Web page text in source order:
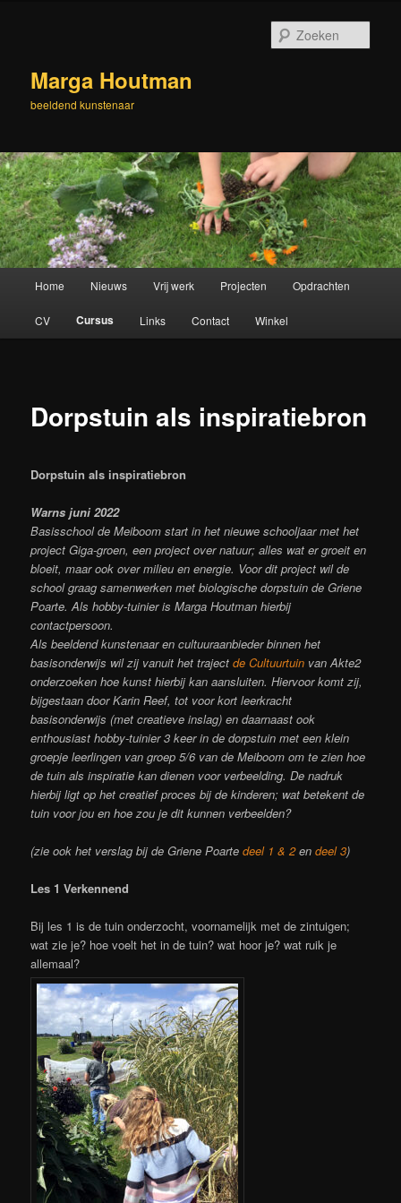
inhoudMarga Houtman
beeldend kunstenaar
Home Nieuws Vrij werk Projecten Opdrachten
CV Cursus Links Contact Winkel
Dorpstuin als inspiratiebron
Dorpstuin als inspiratiebron
Warns juni 2022
Basisschool de Meiboom start in het nieuwe schooljaar met het
project Giga-groen, een project over natuur; alles wat er groeit en
bloeit, maar ook over milieu en energie. Voor dit project wil de
school graag samenwerken met biologische dorpstuin de Griene
Poarte. Als hobby-tuinier is Marga Houtman hierbij
contactpersoon.
Als beeldend kunstenaar en cultuuraanbieder binnen het
basisonderwijs wil zij vanuit het trajectde Cultuurtuin van Akte2
onderzoeken hoe kunst hierbij kan aansluiten. Hiervoor komt zij,
bijgestaan door Karin Reef, tot voor kort leerkracht
basisonderwijs (met creatieve inslag) en daarnaast ook
enthousiast hobby-tuinier 3 keer in de dorpstuin met een klein
groepje leerlingen van groep 5/6 van de Meiboom om te zien hoe
de tuin als inspiratie kan dienen voor verbeelding. De nadruk
hierbij ligt op het creatief proces bij de kinderen; wat betekent de
tuin voor jou en hoe zou je dit kunnen verbeelden?
(zie ook het verslag bij de Griene Poartedeel 1 & 2endeel 3)
Les 1 Verkennend
Bij les 1 is de tuin onderzocht, voornamelijk met de zintuigen;
wat zie je? hoe voelt het in de tuin? wat hoor je? wat ruik je
allemaal?